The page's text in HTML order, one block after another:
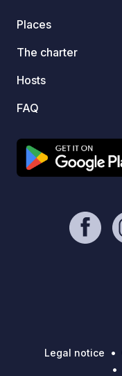
Places
The charter
Hosts
FAQ
Legal notice